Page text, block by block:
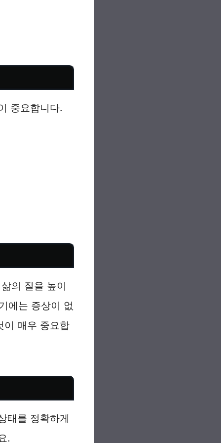
중요합니다.
의 질을 높이
에는 증상이 없
이 매우 중요합
태를 정확하게
.